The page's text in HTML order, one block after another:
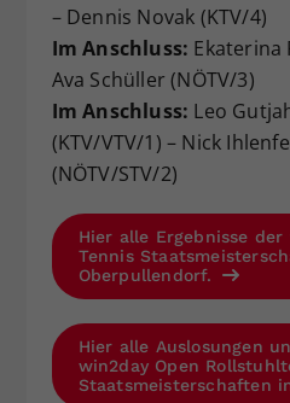
– Dennis Novak (KTV/4)
Im Anschluss: Ekaterina
Ava Schüller (NÖTV/3)
Im Anschluss: Leo
(KTV/VTV/1) – Nick
(NÖTV/STV/2)
Hier alle Ergebnisse der
Tennis
Oberpullendorf.
Hier alle Auslosungen
win2day Open
Staatsmeisterschaften